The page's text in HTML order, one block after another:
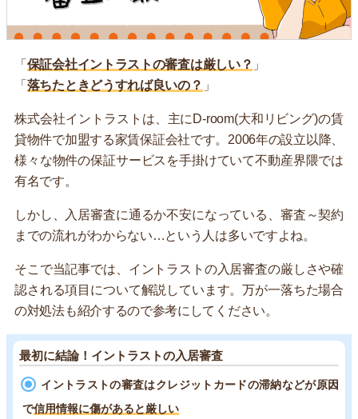
「 保証会社イントラストの審査は厳しい？ 」
「 落ちたときどうすれば良いの？ 」
株式会社イントラストは、主にD-room(大和リビング)の賃
貸物件で加盟する家賃保証会社です。2006年の設立以降、
様々な物件の保証サービスを手掛けていて不動産界隈では
有名です。
しかし、入居審査に通るか不安になっている、審査～契約
までの流れがわからない…という人は多いですよね。
そこで当記事では、イントラストの入居審査の厳しさや確
認される項目について解説しています。万が一落ちた場合
の対処法も紹介するので参考にしてください。
最初に結論！イントラストの入居審査
イントラストの審査はクレジットカードの滞納などが原因
で信用情報に傷があると厳しい